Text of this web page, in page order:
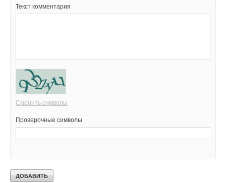
Текст комментария
Сменить символы
Проверочные символы